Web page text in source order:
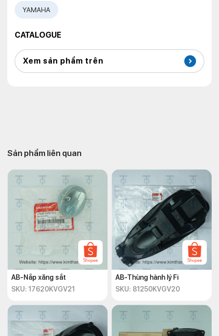
YAMAHA
CATALOGUE
Xem sản phẩm trên
Sản phẩm liên quan
AB-Nắp xăng sắt
SKU: 17620KVGV21
AB-Thùng hành lý Fi
SKU: 81250KVGV20